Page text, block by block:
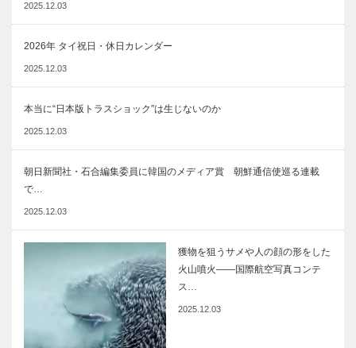
2025.12.03
2026年 タイ祝日・休日カレンダー
2025.12.03
本当に“日本版トラスショック”は生じないのか
2025.12.03
朝日新聞社・石合編集委員に韓国のメディア賞 朝鮮通信使巡る連載
で…
2025.12.03
獲物を狙うサメや人の顔の形をした
火山噴火――国際航空写真コンテ
ス…
2025.12.03